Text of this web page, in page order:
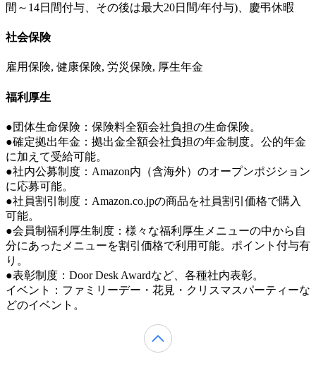
間～14日間付与、その後は最大20日間/年付与)、慶弔休暇
社会保険
雇用保険, 健康保険, 労災保険, 厚生年金
福利厚生
●団体生命保険：保険料全額会社負担の生命保険。
●確定拠出年金：拠出金全額会社負担の年金制度。公的年金
に加えて受給可能。
●社内公募制度：Amazon内（含海外）のオープンポジション
に応募可能。
●社員割引制度：Amazon.co.jpの商品を社員割引価格で購入
可能。
●会員制福利厚生制度：様々な福利厚生メニューの中から自
分にあったメニューを割引価格で利用可能。ポイント付与有
り。
●表彰制度：Door Desk Awardなど、各種社内表彰。
イベント：ファミリーデー・花見・クリスマスパーティーな
どのイベント。